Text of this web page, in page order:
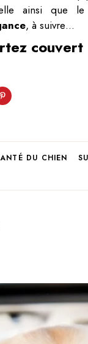
ainsi que le
, à suivre…
couvert
DU CHIEN